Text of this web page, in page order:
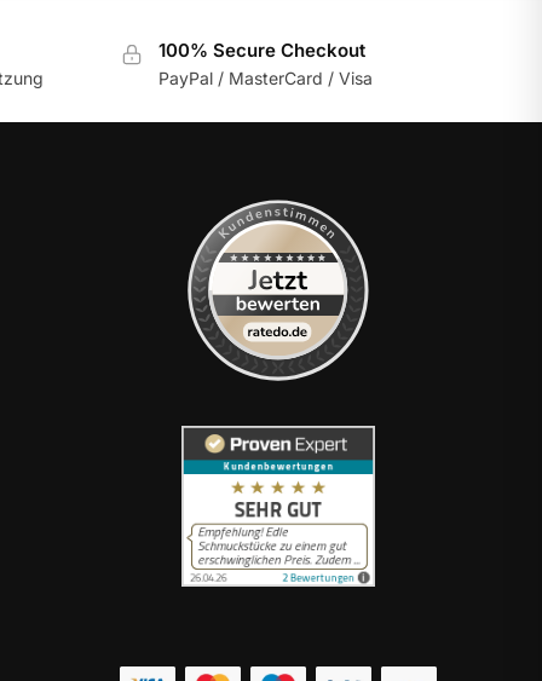
100% Secure Checkout
PayPal / MasterCard / Visa